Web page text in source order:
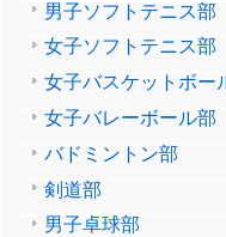
男子ソフトテニス部
女子ソフトテニス部
女子バスケットボー
女子バレーボール部
バドミントン部
剣道部
男子卓球部